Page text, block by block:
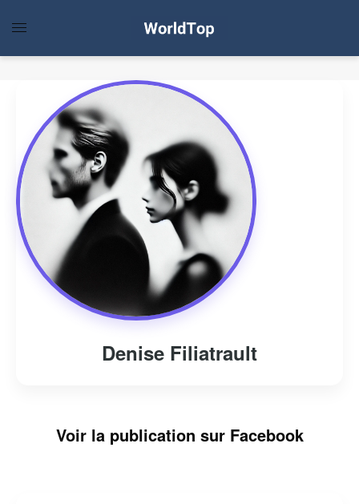
Denise Filiatrault
Voir la publication sur Facebook